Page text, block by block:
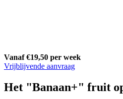
Vanaf €19,50 per week
Vrijblijvende aanvraag
Het "Banaan+" fruit